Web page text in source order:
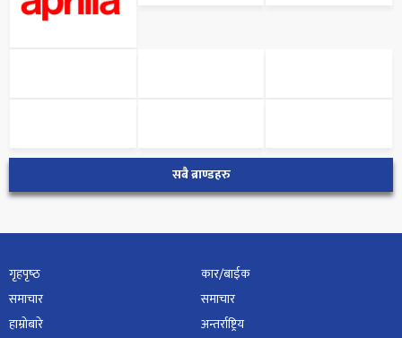
सबै ब्राण्डहरु
गृहपृष्‍ठ
समाचार
हाम्रोबारे
कार/बाईक
समाचार
अन्तर्राष्ट्रिय